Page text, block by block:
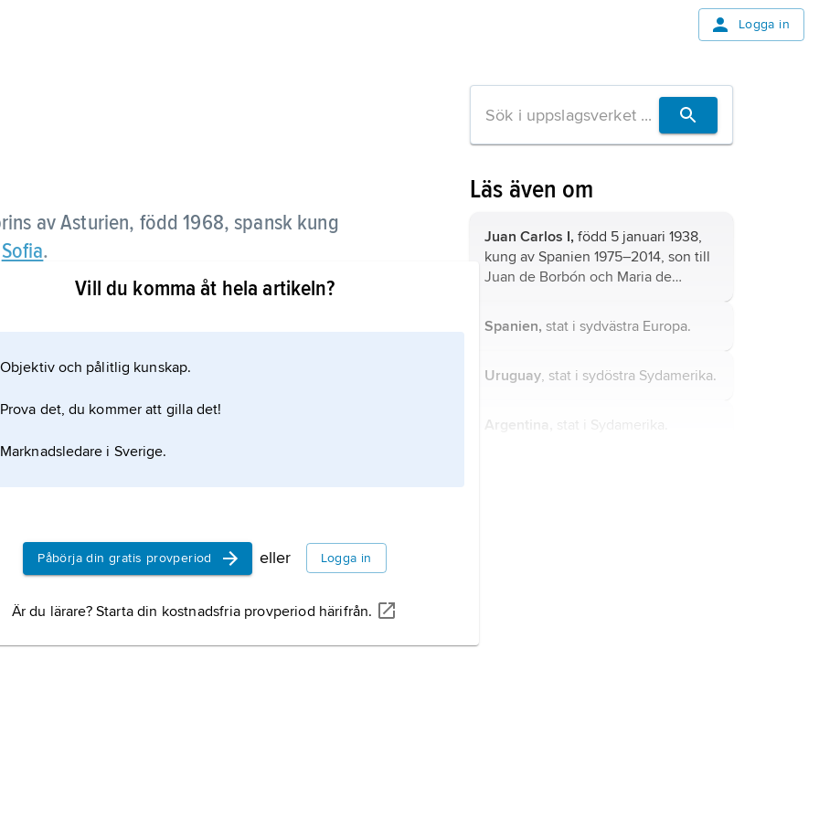
Logga in
av Asturien, född 1968, spansk kung
Sofia.
Elena (född 1963) och Cristina (född 1965),
han tronarvinge. Felipe VI tillträdde tronen 19
dagen före.
Vill du komma åt hela artikeln?
Objektiv och pålitlig kunskap.
Prova det, du kommer att gilla det!
Marknadsledare i Sverige.
Påbörja din gratis provperiod eller Logga in
Är du lärare? Starta din kostnadsfria provperiod härifrån.
Läs även om
Juan Carlos I, född 5 januari 1938,
kung av Spanien 1975–2014, son till
Juan de Borbón och Maria de
Alfons XIII
Spanien, stat i sydvästra Europa.
Uruguay, stat i sydöstra Sydamerika.
Argentina, stat i Sydamerika.